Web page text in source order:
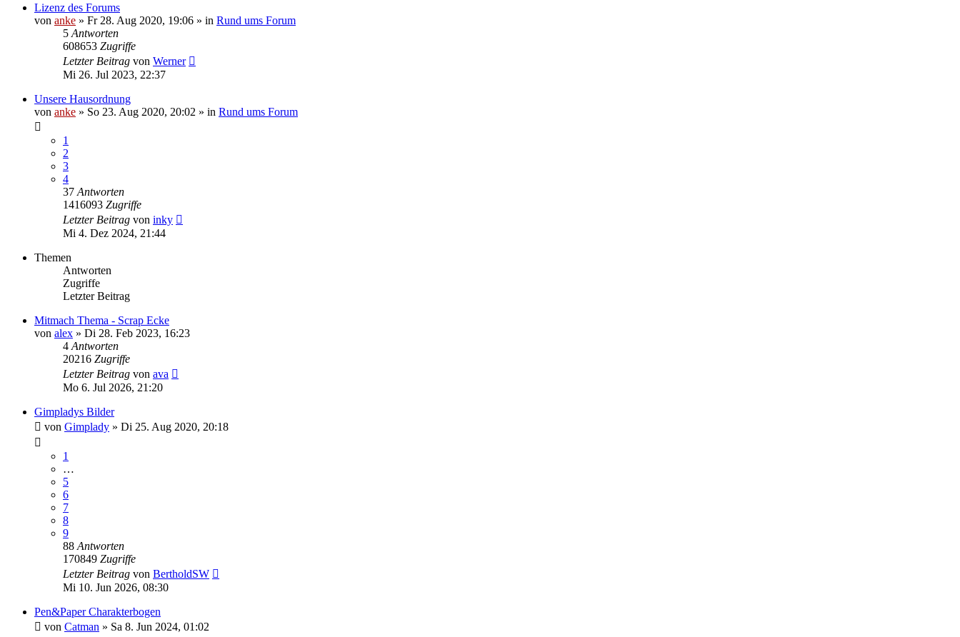
Lizenz des Forums
von anke » Fr 28. Aug 2020, 19:06 » in Rund ums Forum
5 Antworten
608653 Zugriffe
Letzter Beitrag von Werner
Mi 26. Jul 2023, 22:37
Unsere Hausordnung
von anke » So 23. Aug 2020, 20:02 » in Rund ums Forum
1
2
3
4
37 Antworten
1416093 Zugriffe
Letzter Beitrag von inky
Mi 4. Dez 2024, 21:44
Themen
Antworten
Zugriffe
Letzter Beitrag
Mitmach Thema - Scrap Ecke
von alex » Di 28. Feb 2023, 16:23
4 Antworten
20216 Zugriffe
Letzter Beitrag von ava
Mo 6. Jul 2026, 21:20
Gimpladys Bilder
von Gimplady » Di 25. Aug 2020, 20:18
1
…
5
6
7
8
9
88 Antworten
170849 Zugriffe
Letzter Beitrag von BertholdSW
Mi 10. Jun 2026, 08:30
Pen&Paper Charakterbogen
von Catman » Sa 8. Jun 2024, 01:02